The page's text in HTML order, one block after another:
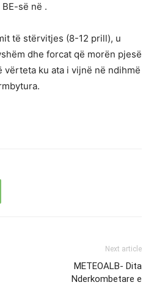
së në .
të stërvitjes (8-12 prill), u
dhe forcat që morën pjesë
vërteta ku ata i vijnë në ndihmë
Next article
METEOALB- Dita
Nderkombetare e